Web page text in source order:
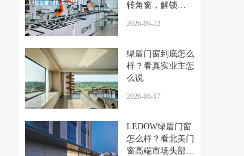
转角窗，解锁
2026-06-22
绿盾门窗到底怎么
样？看真实业主怎
么说
2026-06-17
LEDOW绿盾门窗
怎么样？看北美门
窗高端市场头部品